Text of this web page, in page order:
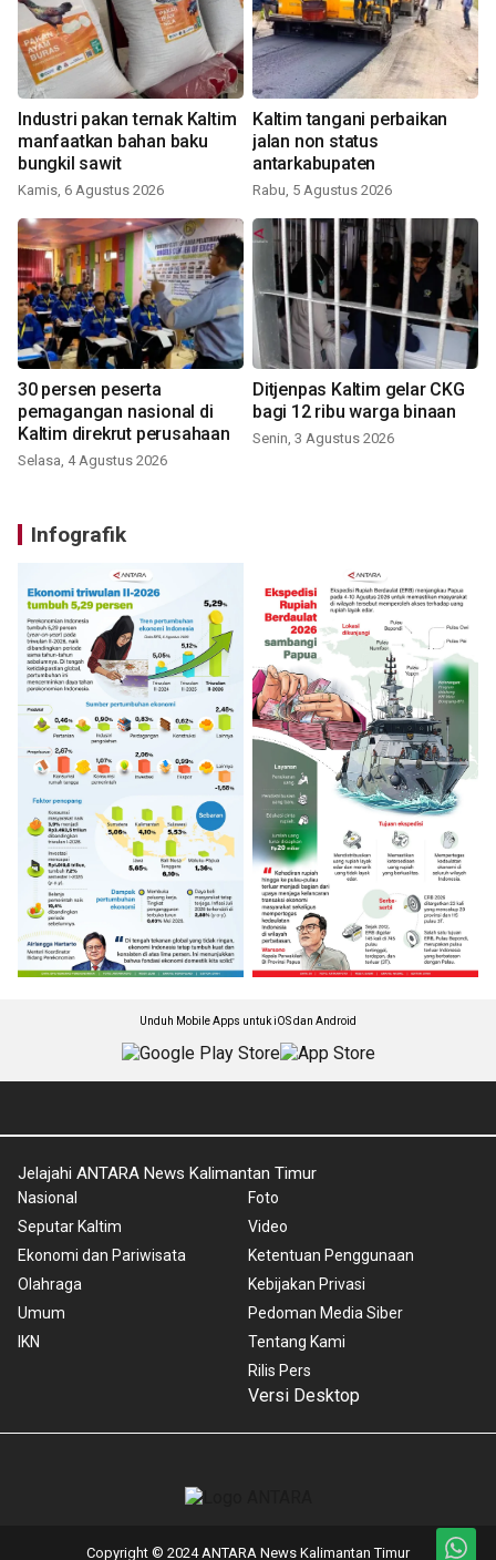
Industri pakan ternak Kaltim
manfaatkan bahan baku
bungkil sawit
Kamis, 6 Agustus 2026
Kaltim tangani perbaikan
jalan non status
antarkabupaten
Rabu, 5 Agustus 2026
30 persen peserta
pemagangan nasional di
Kaltim direkrut perusahaan
Selasa, 4 Agustus 2026
Ditjenpas Kaltim gelar CKG
bagi 12 ribu warga binaan
Senin, 3 Agustus 2026
Infografik
Unduh Mobile Apps untuk iOS dan Android
Jelajahi ANTARA News Kalimantan Timur
Nasional
Seputar Kaltim
Ekonomi dan Pariwisata
Olahraga
Umum
IKN
Foto
Video
Ketentuan Penggunaan
Kebijakan Privasi
Pedoman Media Siber
Tentang Kami
Rilis Pers
Versi Desktop
Copyright © 2024 ANTARA News Kalimantan Timur